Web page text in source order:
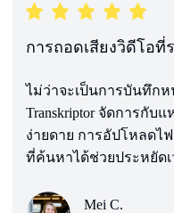
การถอดเสียงวิดีโอที่
ไม่ว่าจะเป็นการบันทึก
Transkriptor จัดการกับ
ง่ายดาย การอัปโหลดไ
ที่ค้นหาได้ช่วยประหยัดเ
Mei C.